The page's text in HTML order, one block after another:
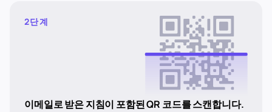
2단계
이메일로 받은 지침이 포함된 QR 코드를 스캔합니다.